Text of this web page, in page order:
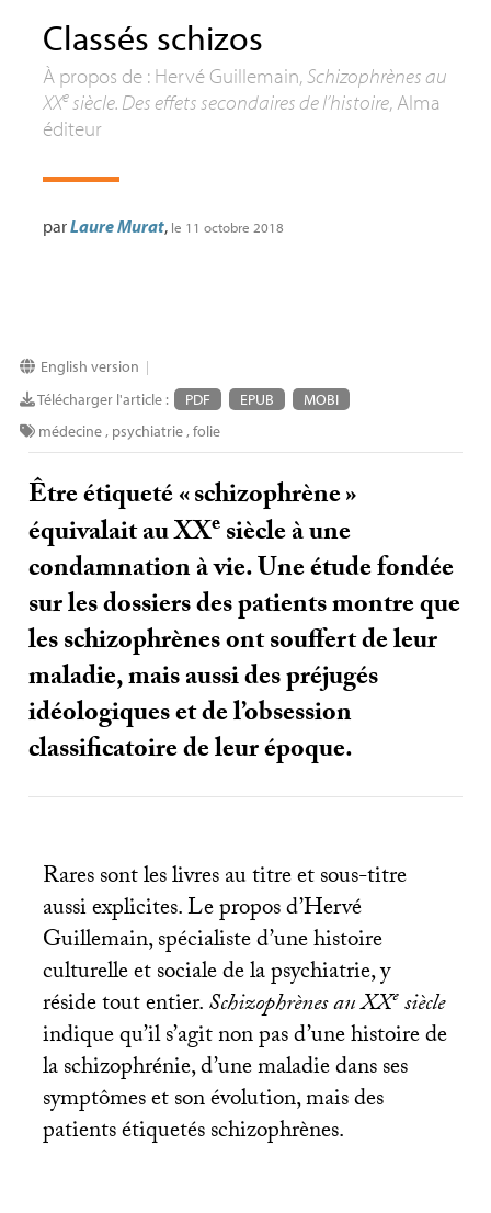
Classés schizos
À propos de : Hervé Guillemain,Schizophrènes au
XXesiècle. Des effets secondaires de l’histoire, Alma
éditeur
parLaure Murat, le 11 octobre 2018
English version |
Télécharger l'article : PDF EPUB
MOBI
médecine, psychiatrie,folie
Être étiqueté «schizophrène»
équivalait auXXesiècle à une
condamnation à vie. Une étude fondée
sur les dossiers des patients montre que
les schizophrènes ont souffert de leur
maladie, mais aussi des préjugés
idéologiques et de l’obsession
classificatoire de leur époque.
Rares sont les livres au titre et sous-titre
aussi explicites. Le propos d’Hervé
Guillemain, spécialiste d’une histoire
culturelle et sociale de la psychiatrie, y
réside tout entier.Schizophrènes auXXesiècle
indique qu’il s’agit non pas d’une histoire de
la schizophrénie, d’une maladie dans ses
symptômes et son évolution, mais des
patients étiquetés schizophrènes.